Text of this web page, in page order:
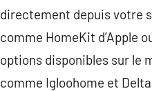
directement depuis votre
comme HomeKit d’Apple
options disponibles sur le
comme Igloohome et